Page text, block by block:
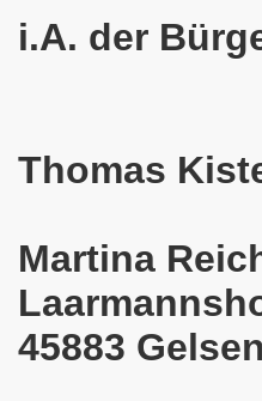
i.A. der
Thomas
Martina
45883
21 Jahre
Montagsdemo-
Bewegung am